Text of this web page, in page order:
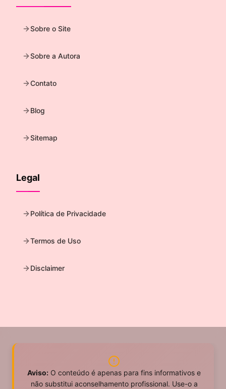
Sobre o Site
Sobre a Autora
Contato
Blog
Sitemap
Legal
Política de Privacidade
Termos de Uso
Disclaimer
Aviso: O conteúdo é apenas para fins informativos e
não substitui aconselhamento profissional. Use-o a